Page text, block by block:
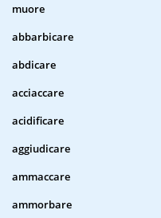
muore
abbarbicare
abdicare
acciaccare
acidificare
aggiudicare
ammaccare
ammorbare